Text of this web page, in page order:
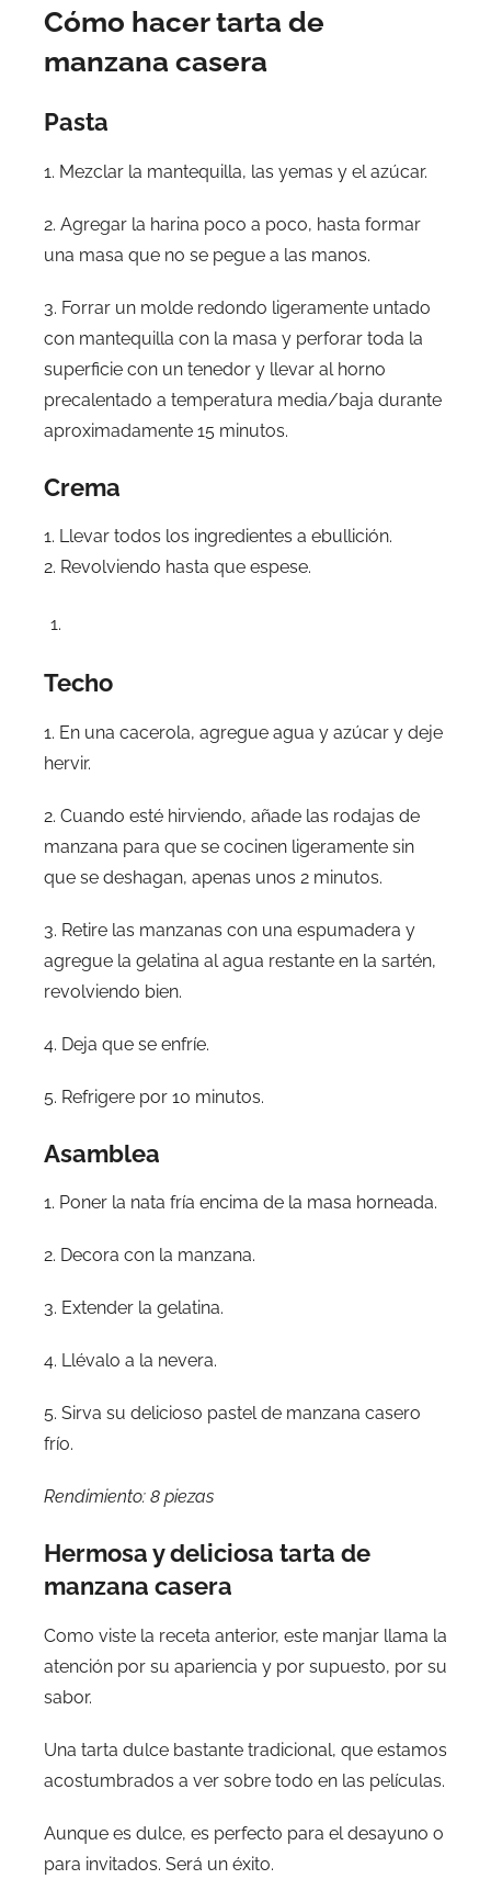
Cómo hacer tarta de
manzana casera
Pasta
1. Mezclar la mantequilla, las yemas y el azúcar.
2. Agregar la harina poco a poco, hasta formar
una masa que no se pegue a las manos.
3. Forrar un molde redondo ligeramente untado
con mantequilla con la masa y perforar toda la
superficie con un tenedor y llevar al horno
precalentado a temperatura media/baja durante
aproximadamente 15 minutos.
Crema
1. Llevar todos los ingredientes a ebullición.
2. Revolviendo hasta que espese.
Techo
1. En una cacerola, agregue agua y azúcar y deje
hervir.
2. Cuando esté hirviendo, añade las rodajas de
manzana para que se cocinen ligeramente sin
que se deshagan, apenas unos 2 minutos.
3. Retire las manzanas con una espumadera y
agregue la gelatina al agua restante en la sartén,
revolviendo bien.
4. Deja que se enfríe.
5. Refrigere por 10 minutos.
Asamblea
1. Poner la nata fría encima de la masa horneada.
2. Decora con la manzana.
3. Extender la gelatina.
4. Llévalo a la nevera.
5. Sirva su delicioso pastel de manzana casero
frío.
Rendimiento: 8 piezas
Hermosa y deliciosa tarta de
manzana casera
Como viste la receta anterior, este manjar llama la
atención por su apariencia y por supuesto, por su
sabor.
Una tarta dulce bastante tradicional, que estamos
acostumbrados a ver sobre todo en las películas.
Aunque es dulce, es perfecto para el desayuno o
para invitados. Será un éxito.